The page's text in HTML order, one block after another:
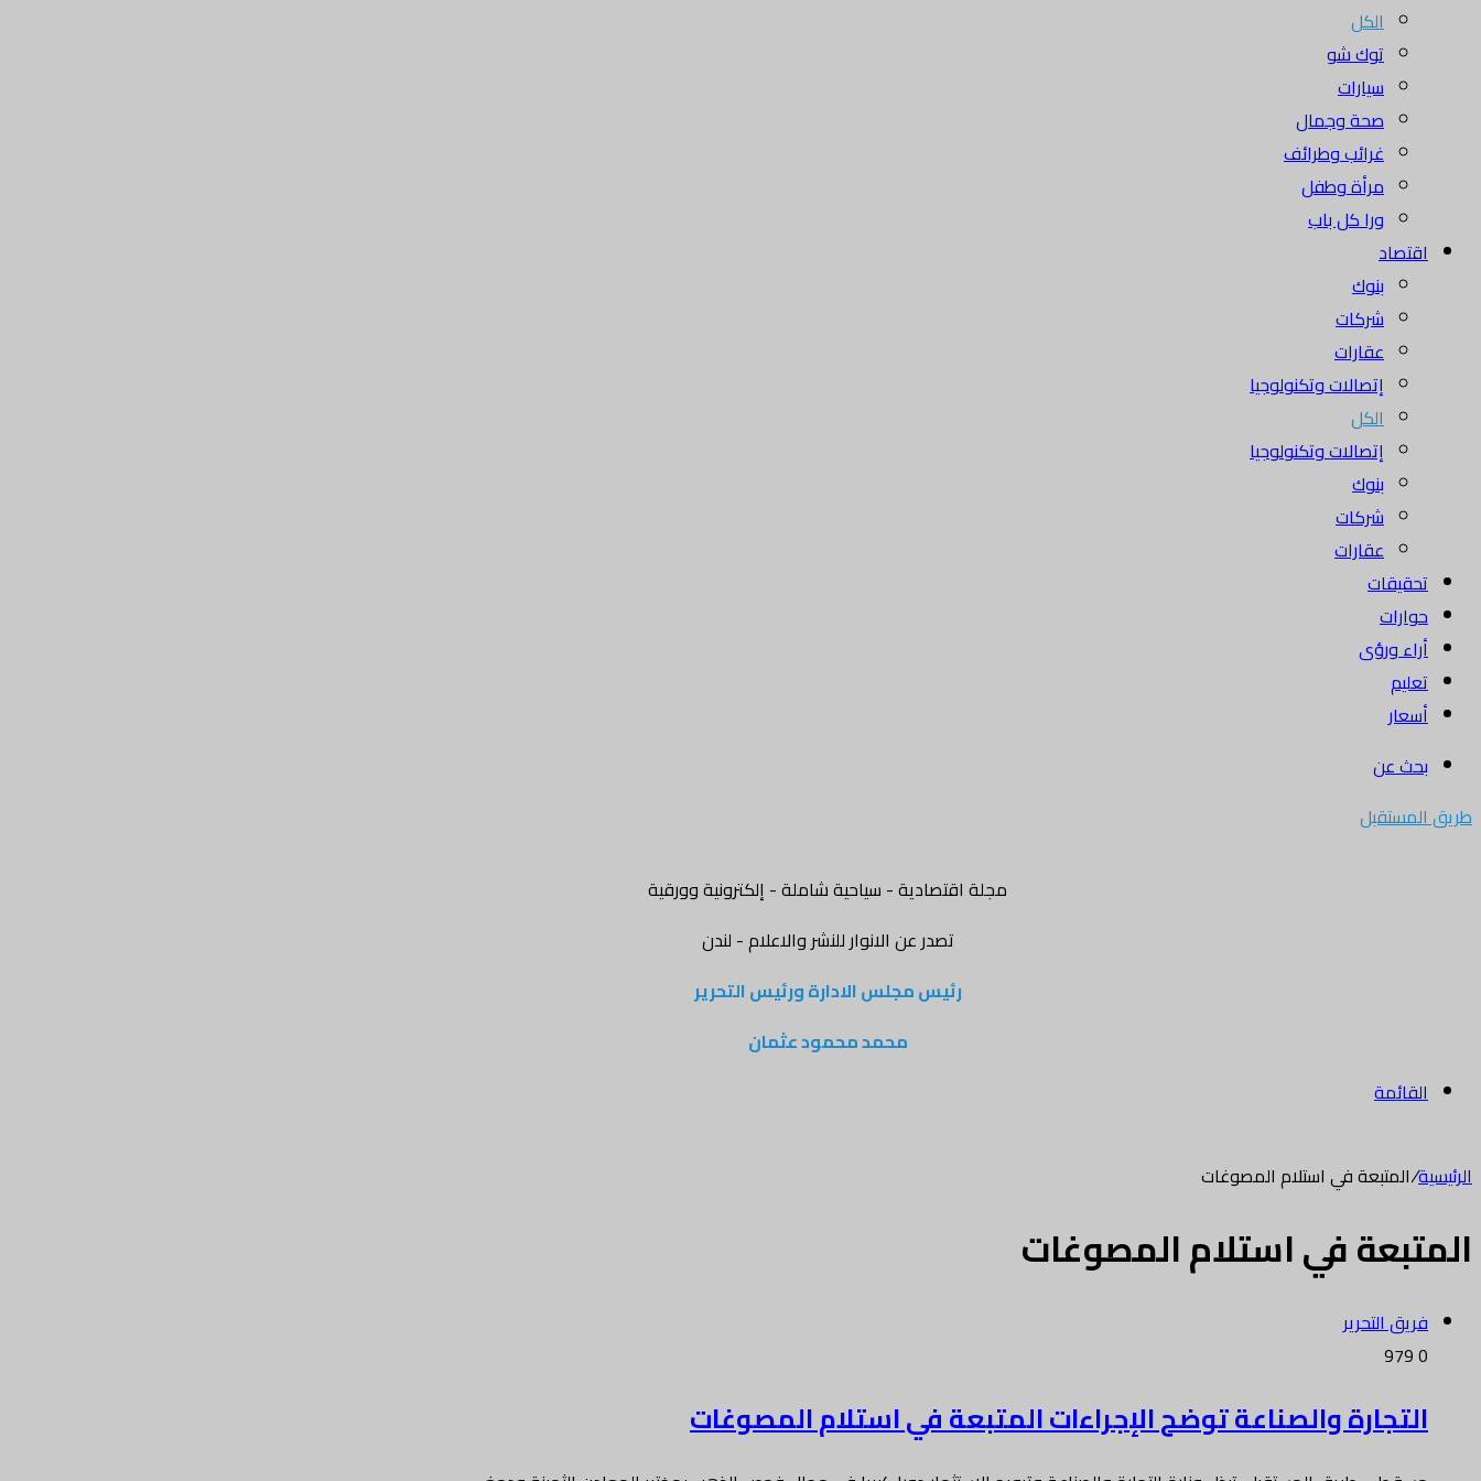
الكل
توك شو
سيارات
صحة وجمال
غرائب وطرائف
مرأة وطفل
ورا كل باب
اقتصاد
بنوك
شركات
عقارات
إتصالات وتكنولوجيا
الكل
إتصالات وتكنولوجيا
بنوك
شركات
عقارات
تحقيقات
حوارات
أراء ورؤى
تعليم
أسعار
بحث عن
طريق المستقبل
مجلة اقتصادية - سياحية شاملة - إلكترونية وورقية
تصدر عن الانوار للنشر والاعلام - لندن
رئيس مجلس الادارة ورئيس التحرير
محمد محمود عثمان
القائمة
الرئيسية/المتبعة في استلام المصوغات
المتبعة في استلام المصوغات
فريق التحرير
0
التجارة والصناعة توضح الإجراءات المتبعة في استلام المصوغات